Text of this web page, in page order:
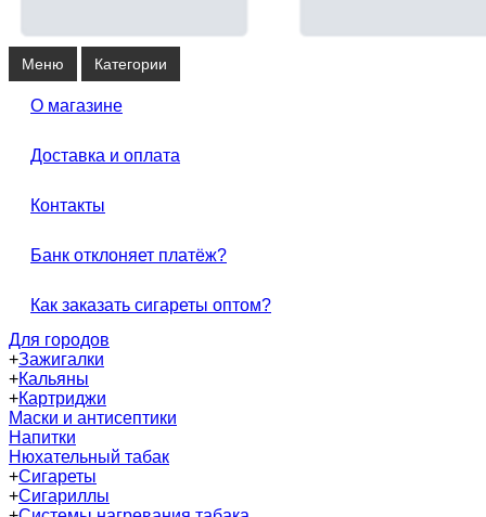
Меню Категории
О магазине
Доставка и оплата
Контакты
Банк отклоняет платёж?
Как заказать сигареты оптом?
Для городов
+Зажигалки
+Кальяны
+Картриджи
Маски и антисептики
Напитки
Нюхательный табак
+Сигареты
+Сигариллы